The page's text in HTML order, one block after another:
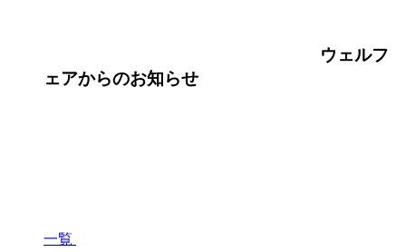
ウェルフ
ェアからのお知らせ
一覧